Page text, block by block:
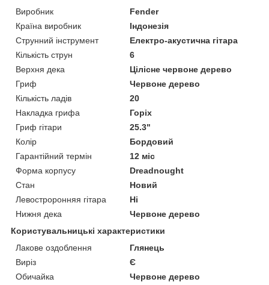
Виробник
Fender
Країна виробник
Індонезія
Струнний інструмент
Електро-акустична гітара
Кількість струн
6
Верхня дека
Цілісне червоне дерево
Гриф
Червоне дерево
Кількість ладів
20
Накладка грифа
Горіх
Гриф гітари
25.3"
Колір
Бордовий
Гарантійний термін
12 міс
Форма корпусу
Dreadnought
Стан
Новий
Левостроронняя гітара
Ні
Нижня дека
Червоне дерево
Користувальницькі характеристики
Лакове оздоблення
Глянець
Виріз
Є
Обичайка
Червоне дерево